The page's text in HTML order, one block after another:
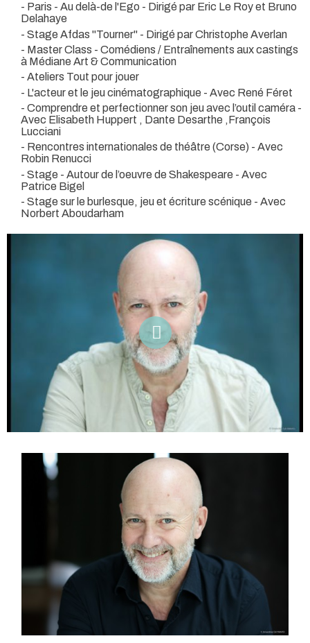
- Paris - Au delà-de l'Ego - Dirigé par Eric Le Roy et Bruno
Delahaye
- Stage Afdas ''Tourner" - Dirigé par Christophe Averlan
- Master Class - Comédiens / Entraînements aux castings
à Médiane Art & Communication
- Ateliers Tout pour jouer
- L'acteur et le jeu cinématographique - Avec René Féret
- Comprendre et perfectionner son jeu avec l’outil caméra -
Avec Elisabeth Huppert , Dante Desarthe ,François
Lucciani
- Rencontres internationales de théâtre (Corse) - Avec
Robin Renucci
- Stage - Autour de l’oeuvre de Shakespeare - Avec
Patrice Bigel
- Stage sur le burlesque, jeu et écriture scénique - Avec
Norbert Aboudarham